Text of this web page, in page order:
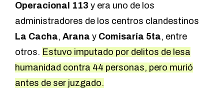
Operacional 113 y era uno de los
administradores de los centros clandestinos
La Cacha, Arana y Comisaría 5ta, entre
otros. Estuvo imputado por delitos de lesa
humanidad contra 44 personas, pero murió
antes de ser juzgado.